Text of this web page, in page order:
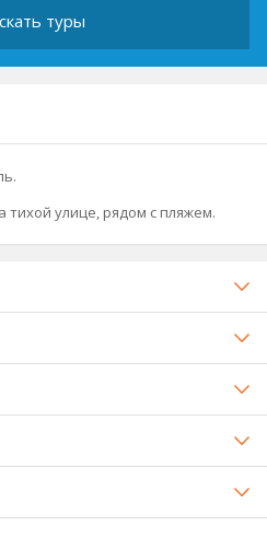
туры
улице, рядом с пляжем.